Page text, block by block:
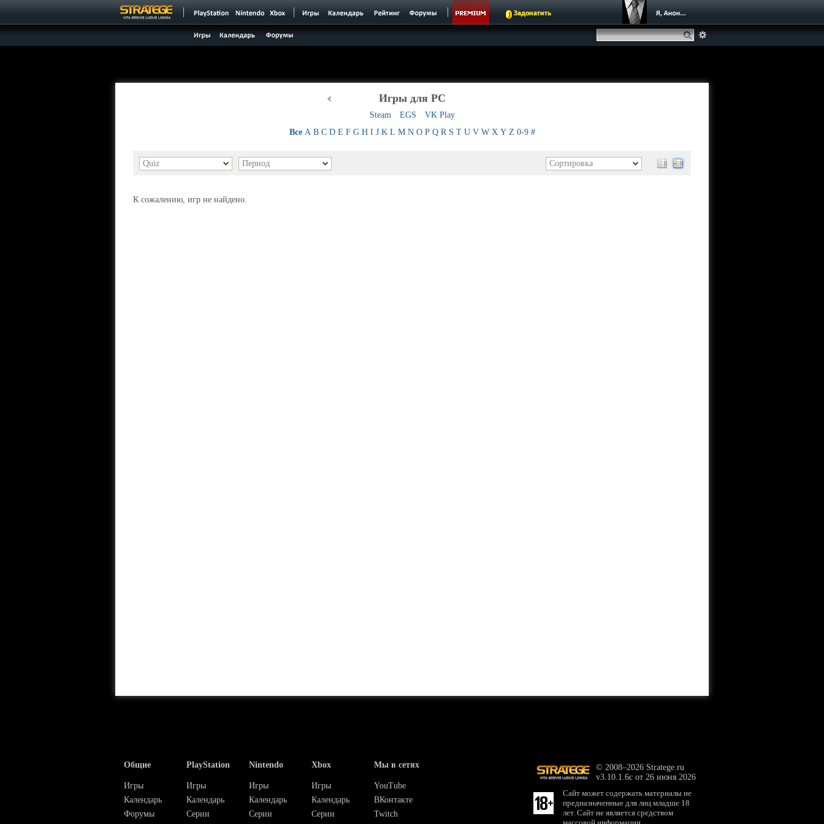
Задонатить
Игры для PC
Steam EGS
VK Play
Все A B C D E F G H I J K L M N O P Q R S T U V W X Y Z 0-9 #
Quiz Период Сортировка
К сожалению, игр не найдено.
Общие
Игры
Календарь
Форумы
PlayStation
Игры
Календарь
Серии
Nintendo
Игры
Календарь
Серии
Xbox
Игры
Календарь
Серии
Мы в сетях
YouTube
ВКонтакте
Twitch
© 2008–2026 Stratege.ru
v3.10.1.6c от 26 июня 2026
Сайт может содержать материалы не
предназначенные для лиц младше 18
лет. Сайт не является средством